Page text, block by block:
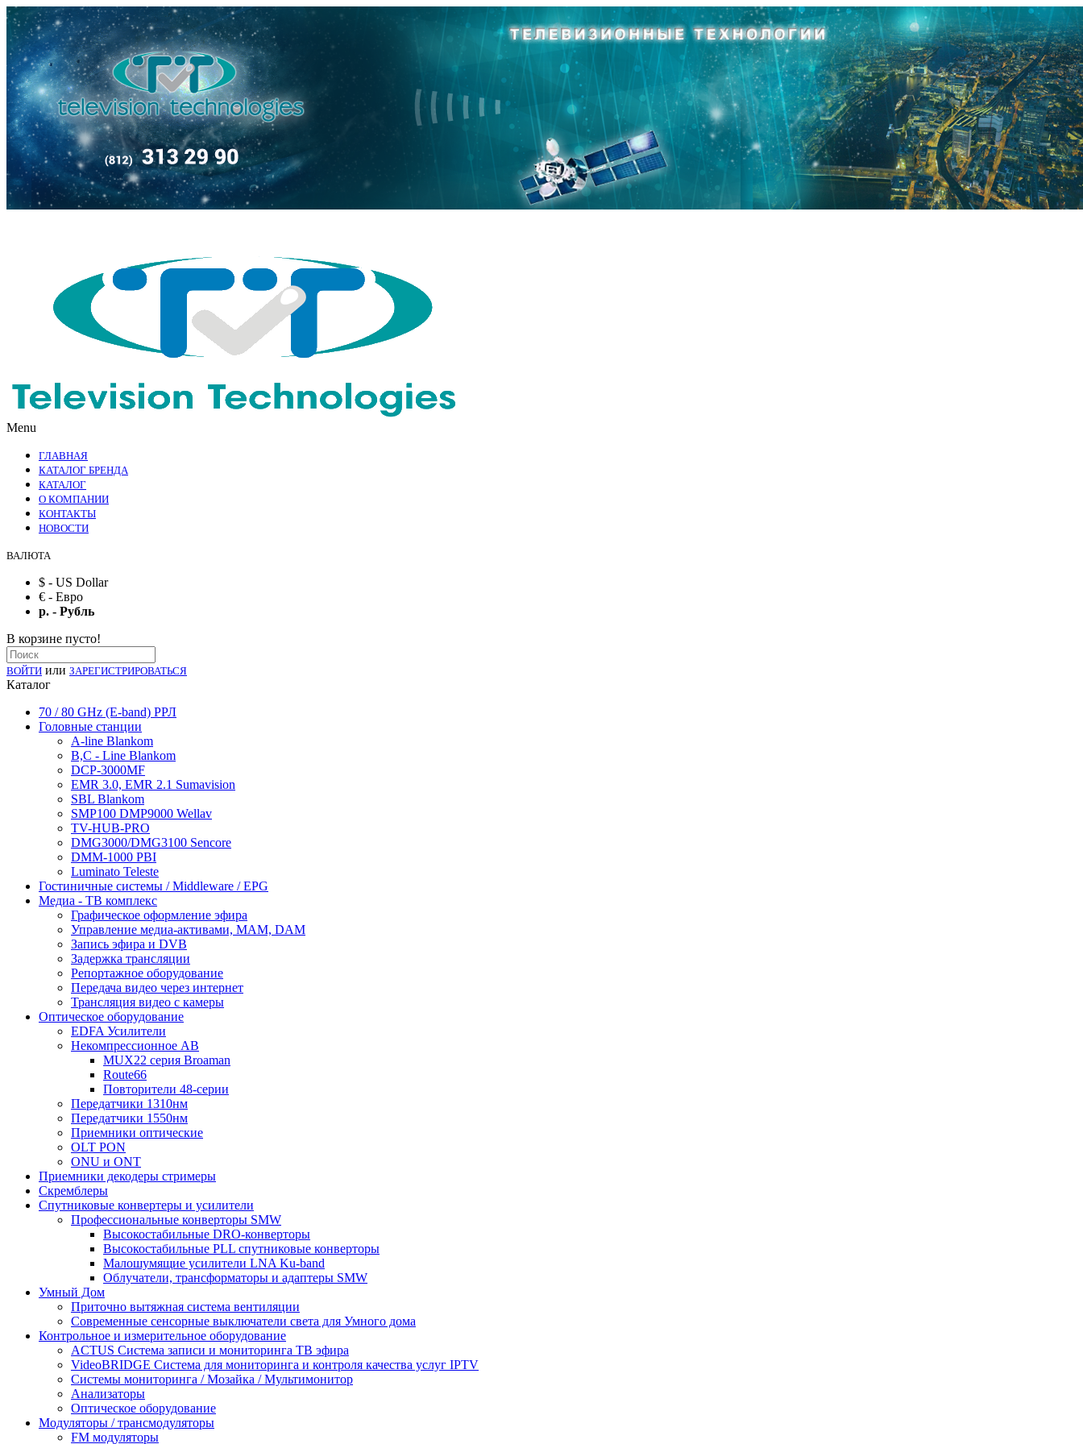
Menu
ГЛАВНАЯ
КАТАЛОГ БРЕНДА
КАТАЛОГ
О КОМПАНИИ
КОНТАКТЫ
НОВОСТИ
ВАЛЮТА
$ - US Dollar
€ - Евро
р. - Рубль
В корзине пусто!
ВОЙТИ или ЗАРЕГИСТРИРОВАТЬСЯ
Каталог
70 / 80 GHz (E-band) РРЛ
Головные станции
A-line Blankom
B,C - Line Blankom
DCP-3000MF
EMR 3.0, EMR 2.1 Sumavision
SBL Blankom
SMP100 DMP9000 Wellav
TV-HUB-PRO
DMG3000/DMG3100 Sencore
DMM-1000 PBI
Luminato Teleste
Гостиничные системы / Middleware / EPG
Медиа - ТВ комплекс
Графическое оформление эфира
Управление медиа-активами, MAM, DAM
Запись эфира и DVB
Задержка трансляции
Репортажное оборудование
Передача видео через интернет
Трансляция видео с камеры
Оптическое оборудование
EDFA Усилители
Некомпрессионное АВ
MUX22 серия Broaman
Route66
Повторители 48-серии
Передатчики 1310нм
Передатчики 1550нм
Приемники оптические
OLT PON
ONU и ONT
Приемники декодеры стримеры
Скремблеры
Спутниковые конвертеры и усилители
Профессиональные конверторы SMW
Высокостабильные DRO-конверторы
Высокостабильные PLL спутниковые конверторы
Малошумящие усилители LNA Ku-band
Облучатели, трансформаторы и адаптеры SMW
Умный Дом
Приточно вытяжная система вентиляции
Современные сенсорные выключатели света для Умного дома
Контрольное и измерительное оборудование
ACTUS Система записи и мониторинга ТВ эфира
VideoBRIDGE Система для мониторинга и контроля качества услуг IPTV
Системы мониторинга / Мозайка / Mультимонитор
Анализаторы
Оптическое оборудование
Модуляторы / трансмодуляторы
FM модуляторы